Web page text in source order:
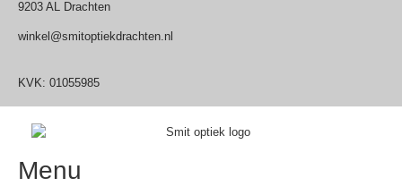
9203 AL Drachten
winkel@smitoptiekdrachten.nl
KVK: 01055985
Menu